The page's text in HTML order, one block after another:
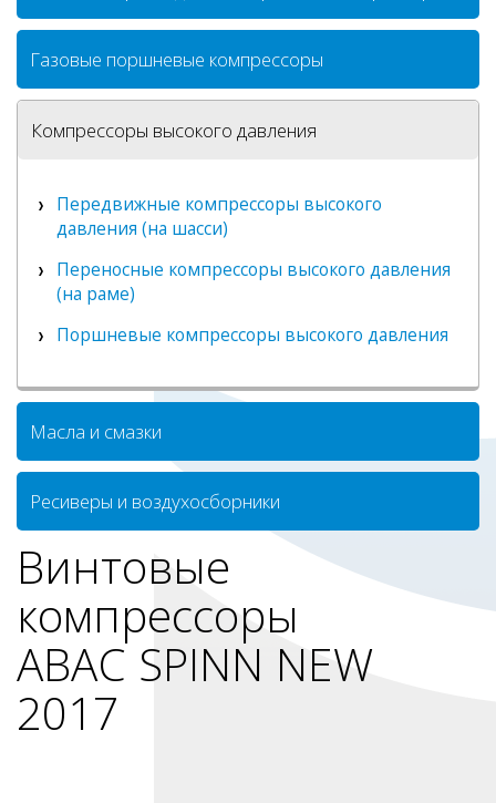
Газовые поршневые компрессоры
Компрессоры высокого давления
Передвижные компрессоры высокого
давления (на шасси)
Переносные компрессоры высокого давления
(на раме)
Поршневые компрессоры высокого давления
Масла и смазки
Ресиверы и воздухосборники
Винтовые
компрессоры
ABAC SPINN NEW
2017